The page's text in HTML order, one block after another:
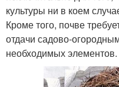
культуры ни в коем
Кроме того, почве
отдачи садово-
необходимых элементов.